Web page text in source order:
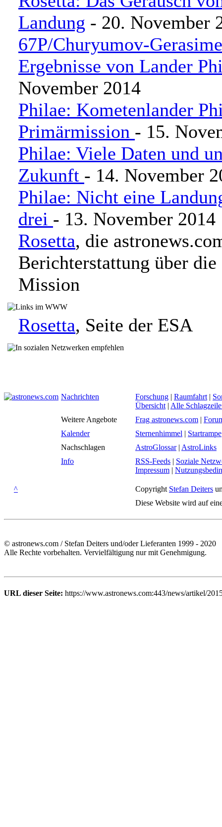
Landung - 20. November
67P/Churyumov-
Ergebnisse von Lander
November 2014
Philae: Kometenlander
Primärmission - 15.
Philae: Viele Daten und
Zukunft - 14. November
Philae: Nicht eine
drei - 13. November 2014
Rosetta, die
Berichterstattung über die
Mission
Rosetta, Seite der ESA
Nachrichten Forschung | Raumfahrt |
Übersicht | Alle
Weitere Angebote
Frag astronews.com |
Kalender
Sternenhimmel | Startrampe
Nachschlagen
AstroGlossar| AstroLinks
Info
RSS-Feeds | Soziale
Impressum |
^ Copyright Stefan Deiters
Diese Website wird auf
© astronews.com / Stefan Deiters und/oder Lieferanten 1999 - 2020
Alle Rechte vorbehalten. Vervielfältigung nur mit Genehmigung.
URL dieser Seite: https://www.astronews.com:443/news/artikel/